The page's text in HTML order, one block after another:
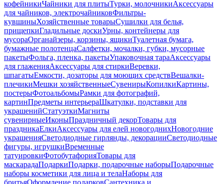
кофейникиЧайники для плитыТурки, молочникиАксессуары
для чайников, электрочайниковФильтры-
кувшиныХозяйственные товарыСушилки для белья,
прищепкиГладильные доскиУрны, контейнеры для
мусораОрганайзеры, корзины, ящикиТуалетная бумага,
бумажные полотенцаСалфетки, мочалки, губки, мусорные
пакетыФольга, пленка, пакетыУпаковочная тараАксессуары
для глаженияАксессуары для стиркиВеревки,
шпагатыЕмкости, дозаторы для моющих средствВешалки-
плечикиМешки хозяйственныеСувенирыКопилкиКартины,
постерыФотоальбомыРамки для фотографий,
картинПредметы интерьераШкатулки, подставки для
украшенийСтатуэткиМагниты
сувенирныеИконыПраздничный декорТовары для
праздникаЕлкиАксессуары для елей новогоднихНовогодние
украшенияСветодиодные гирлянды, декорацииСветодиодные
фигуры, игрушкиВременные
татуировкиФотобутафорияТовары для
маскарадаПодаркиПодарки, подарочные наборыПодарочные
наборы косметики для лица и телаНаборы для
бритьяОформление подарковСантехника и